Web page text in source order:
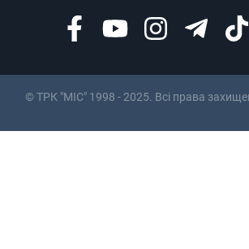
© ТРК "МІС" 1998 - 2025. Всі права